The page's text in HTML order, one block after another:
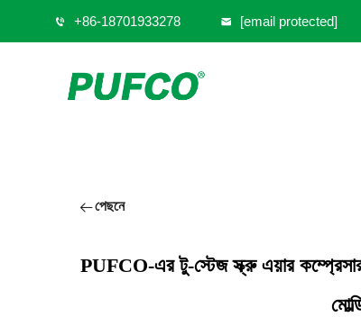
+86-18701933278 [email protected]
পেছনে
PUFCO-এর টু-স্টেজ স্ক্রু এয়ার